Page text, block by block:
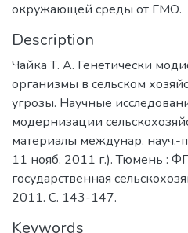
окружающей среды от ГМО.
Description
Чайка Т. А. Генетически
организмы в сельском
угрозы. Научные
модернизации
материалы междунар. науч.-
11 нояб. 2011 г.). Тюмень :
государственная
2011. С. 143-147.
Keywords